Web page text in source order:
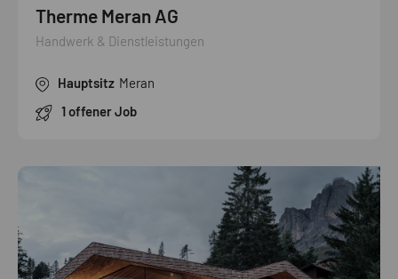
Therme Meran AG
Handwerk & Dienstleistungen
Hauptsitz Meran
1 offener Job